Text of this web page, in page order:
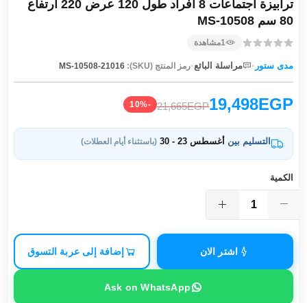
ترابيزة اجتماعات 8 افراد طول 120 عرض 220 ارتفاع
80 سم MS-10508
1مشاهدة
مدى ستور · مراسلة البائع·رمز المنتج (SKU): MS-10508-21016
19,498EGP
21,665EGP
-10%
التسليم بين أغسطس 23 - 30 (باستثناء أيام العطلات)
الكمية
اشتر الان إضافة إلى عربة التسوق
Ask on WhatsApp